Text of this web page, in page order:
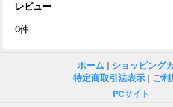
レビュー
0件
ホーム | ショッピング
特定商取引法表示 | ご利
PCサイト